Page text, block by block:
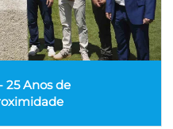
25 Anos de